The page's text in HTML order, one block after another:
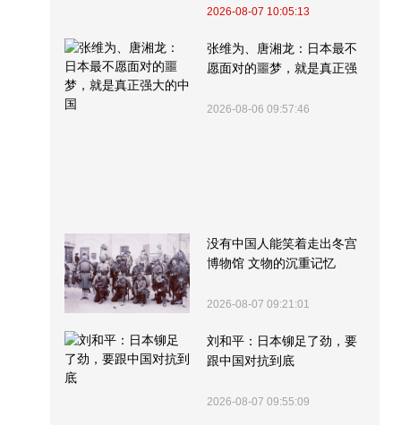
2026-08-07 10:05:13
张维为、唐湘龙：日本最不
愿面对的噩梦，就是真正强
2026-08-06 09:57:46
没有中国人能笑着走出冬宫
博物馆 文物的沉重记忆
2026-08-07 09:21:01
刘和平：日本铆足了劲，要
跟中国对抗到底
2026-08-07 09:55:09